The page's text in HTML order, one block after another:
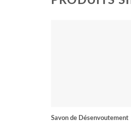
Savon de Désenvoutement